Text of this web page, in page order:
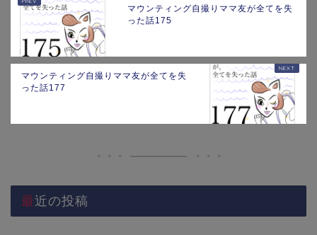
マウンティング自撮りママ友が全てを失
った話175
マウンティング自撮りママ友が全てを失
った話177
最近の投稿